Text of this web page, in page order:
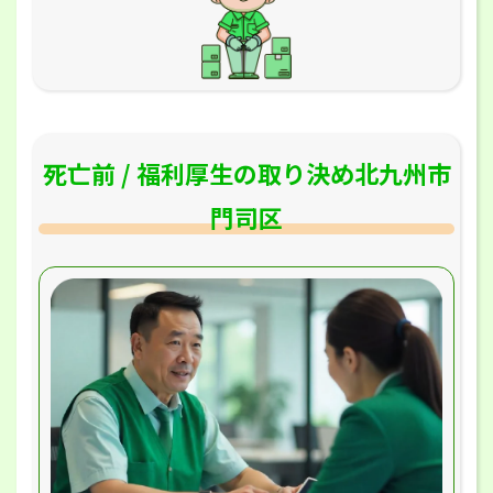
死亡前 / 福利厚生の取り決め北九州市
門司区